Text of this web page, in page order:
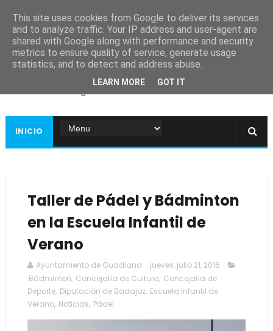
Ayuntamiento de
Guadiana
INICIO
Taller de Pádel y Bádminton
en la Escuela Infantil de
Verano
Ayuntamiento de Guadiana
jueves, julio 21, 2016
Bádminton, Concejalía de Cultura, Concejalía de
Deporte, Diputación de Badajoz, Escuela Infantil de
Verano, Noticias, Pádel
This site uses cookies from Google to deliver its services
and to analyze traffic. Your IP address and user-agent are
shared with Google along with performance and security
metrics to ensure quality of service, generate usage
statistics, and to detect and address abuse.
LEARN MORE GOT IT